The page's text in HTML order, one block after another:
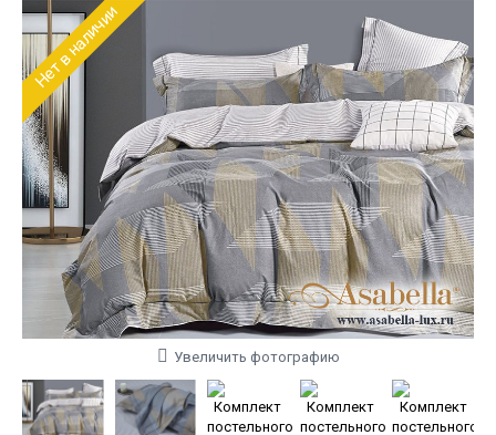
Нет в наличии
Увеличить фотографию